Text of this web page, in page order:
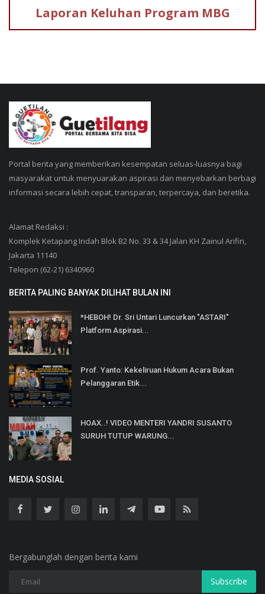
Laporan Keluhan Program MBG
Portal berita yang memberikan kesempatan seluas-luasnya bagi
masyarakat untuk menyuarakan aspirasi dan menyebarkan berbagi
informasi secara lebih cepat, transparan, terpercaya, dan beretika.
Alamat Redaksi :
Komplek Ketapang Indah Blok B2 No. 33 & 34 Jalan KH Zainul Arifin,
Jakarta 11140
Telepon (62-21) 6340960
BERITA PALING BANYAK DILIHAT BULAN INI
*HEBOH! Dr. Sri Untari Luncurkan "ASTARI"
Platform Aspirasi...
Prof. Yanto: Kekeliruan Hukum Acara Bukan
Pelanggaran Etik...
HOAX..! VIDEO MENTERI YANDRI SUSANTO
SURUH TUTUP WARUNG...
MEDIA SOSIAL
Bergabunglah dengan berita kami
Subscribe